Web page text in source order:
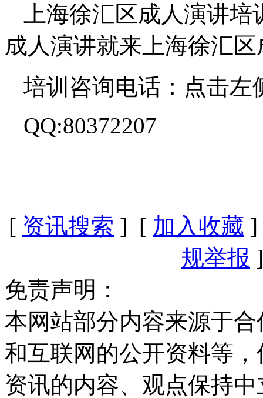
上海徐汇区成人演讲
成人演讲就来上海徐汇
培训咨询电话：点击左
QQ:80372207
[ 资讯搜索 ] [ 加入收藏
规举报
免责声明：
本网站部分内容来源于
和互联网的公开资料等
资讯的内容、观点保持